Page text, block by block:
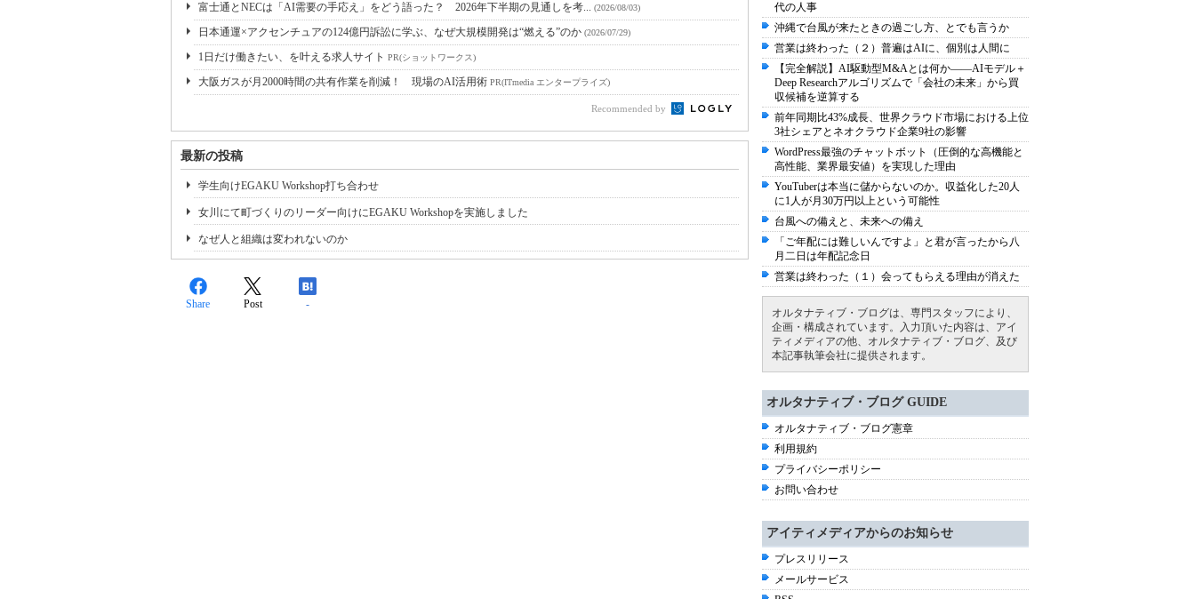
富士通とNECは「AI需要の手応え」をどう語った？ 2026年下半期の見通しを考... (2026/08/03)
日本通運×アクセンチュアの124億円訴訟に学ぶ、なぜ大規模開発は“燃える”のか (2026/07/29)
1日だけ働きたい、を叶える求人サイト PR(ショットワークス)
大阪ガスが月2000時間の共有作業を削減！ 現場のAI活用術 PR(ITmedia エンタープライズ)
Recommended by
最新の投稿
学生向けEGAKU Workshop打ち合わせ
女川にて町づくりのリーダー向けにEGAKU Workshopを実施しました
なぜ人と組織は変われないのか
Share Post -
代の人事
沖縄で台風が来たときの過ごし方、とでも言うか
営業は終わった（２）普遍はAIに、個別は人間に
【完全解説】AI駆動型M&Aとは何か――AIモデル＋
Deep Researchアルゴリズムで「会社の未来」から買
収候補を逆算する
前年同期比43%成長、世界クラウド市場における上位
3社シェアとネオクラウド企業9社の影響
WordPress最強のチャットボット（圧倒的な高機能と
高性能、業界最安値）を実現した理由
YouTuberは本当に儲からないのか。収益化した20人
に1人が月30万円以上という可能性
台風への備えと、未来への備え
「ご年配には難しいんですよ」と君が言ったから八
月二日は年配記念日
営業は終わった（１）会ってもらえる理由が消えた
オルタナティブ・ブログは、専門スタッフにより、
企画・構成されています。入力頂いた内容は、アイ
ティメディアの他、オルタナティブ・ブログ、及び
本記事執筆会社に提供されます。
オルタナティブ・ブログ GUIDE
オルタナティブ・ブログ憲章
利用規約
プライバシーポリシー
お問い合わせ
アイティメディアからのお知らせ
プレスリリース
メールサービス